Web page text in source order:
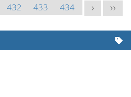
432 433 434 > >>